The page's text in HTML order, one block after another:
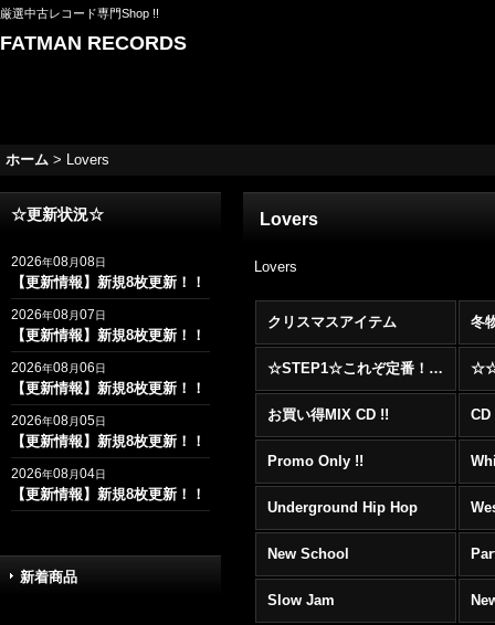
厳選中古レコード専門Shop !!
FATMAN RECORDS
ホーム > Lovers
☆更新状況☆
2026年08月08日
【更新情報】新規8枚更新！！
2026年08月07日
【更新情報】新規8枚更新！！
2026年08月06日
【更新情報】新規8枚更新！！
2026年08月05日
【更新情報】新規8枚更新！！
2026年08月04日
【更新情報】新規8枚更新！！
新着商品
Lovers
Lovers
クリスマスアイテム 冬
☆STEP1☆これぞ定番！！まずはここから！2000年代R&BフロアヒットBest 100 !!!
お買い得MIX CD !!
Promo Only !!
Underground Hip Hop
New School
Slow Jam